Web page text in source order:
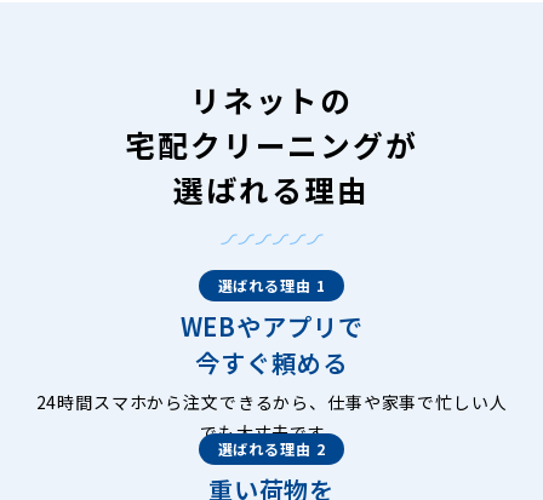
リネットの
宅配クリーニングが
選ばれる理由
選ばれる理由 1
WEBやアプリで
今すぐ頼める
24時間スマホから注文できるから、仕事や家事で忙しい人
でも大丈夫です。
選ばれる理由 2
重い荷物を